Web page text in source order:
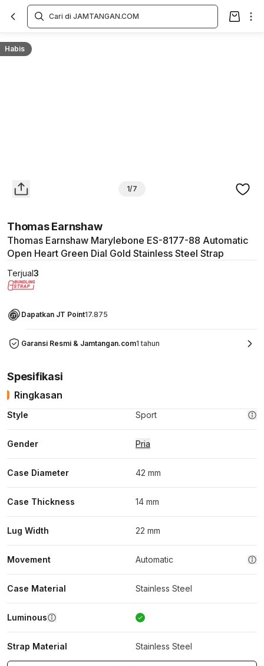
Habis
1/7
Thomas Earnshaw
Thomas Earnshaw Marylebone ES-8177-88 Automatic
Open Heart Green Dial Gold Stainless Steel Strap
Terjual3
Dapatkan JT Point17.875
Garansi Resmi & Jamtangan.com1 tahun
Overview
Spesifikasi
Ringkasan
Style Sport
Gender Pria
Case Diameter 42 mm
Case Thickness 14 mm
Lug Width 22 mm
Movement Automatic
Case Material Stainless Steel
Luminous
Strap Material Stainless Steel